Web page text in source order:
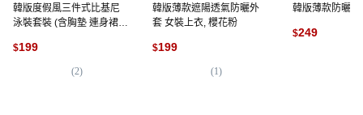
韓版度假風三件式比基尼
泳裝套裝 (含胸墊 連身裙
$199
(2)
韓版薄款遮陽透氣防曬外
套 女裝上衣, 櫻花粉
$199
(1)
韓版薄款防曬外
$249